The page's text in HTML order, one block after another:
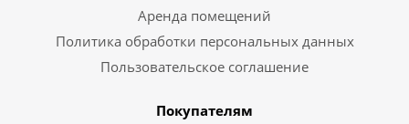
Аренда помещений
Политика обработки персональных данных
Пользовательское соглашение
Покупателям